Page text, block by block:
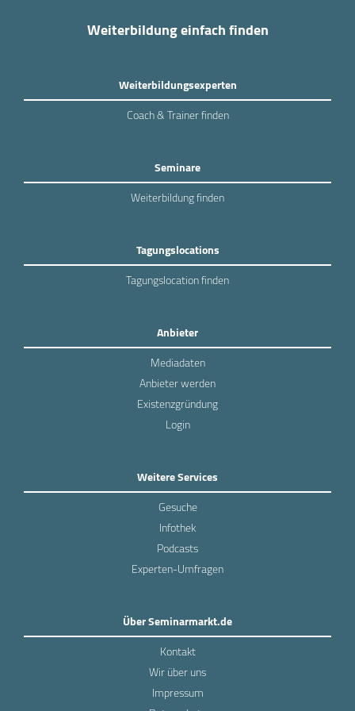
Weiterbildung einfach finden
Weiterbildungsexperten
Coach & Trainer finden
Seminare
Weiterbildung finden
Tagungslocations
Tagungslocation finden
Anbieter
Mediadaten
Anbieter werden
Existenzgründung
Login
Weitere Services
Gesuche
Infothek
Podcasts
Experten-Umfragen
Über Seminarmarkt.de
Kontakt
Wir über uns
Impressum